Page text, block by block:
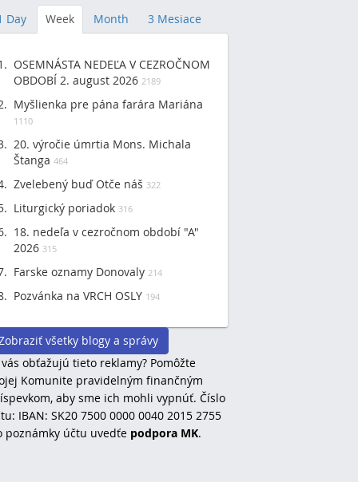
Day Week Month 3 Mesiace
OSEMNÁSTA NEDEĽA V CEZROČNOM
OBDOBÍ 2. august 2026 2189
Myšlienka pre pána farára Mariána
1110
20. výročie úmrtia Mons. Michala
Štanga 464
Zvelebený buď Otče náš 322
Liturgický poriadok 316
18. nedeľa v cezročnom období "A"
2026 315
Farske oznamy Donovaly 214
Pozvánka na VRCH OSLY 194
všetky blogy a správy
obťažujú tieto reklamy? Pomôžte
Komunite pravidelným finančným
aby sme ich mohli vypnúť. Číslo
IBAN: SK20 7500 0000 0040 2015 2755
poznámky účtu uvedťe podpora MK.